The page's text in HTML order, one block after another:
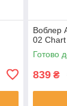
Воблер
02
Готово
839 ₴